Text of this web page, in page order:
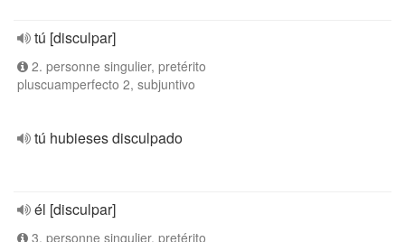
tú [disculpar]
2. personne singulier, pretérito
pluscuamperfecto 2, subjuntivo
tú hubieses disculpado
él [disculpar]
3. personne singulier, pretérito